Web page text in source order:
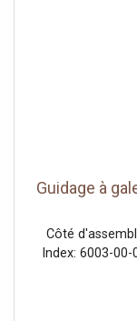
Guidage à
Côté
Index: 6003-